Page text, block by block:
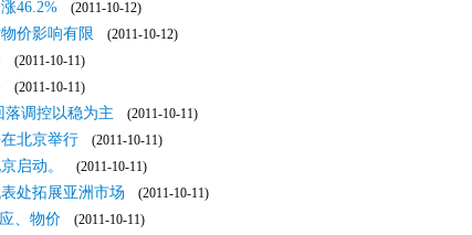
46.2% (2011-10-12)
价影响有限 (2011-10-12)
(2011-10-11)
(2011-10-11)
调控以稳为主 (2011-10-11)
北京举行 (2011-10-11)
启动。
(2011-10-11)
处拓展亚洲市场 (2011-10-11)
、物价 (2011-10-11)